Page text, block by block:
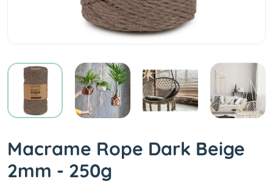
Macrame Rope Dark Beige
2mm - 250g